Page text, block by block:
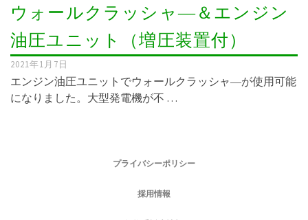
ウォールクラッシャ―＆エンジン
油圧ユニット（増圧装置付）
2021年1月7日
エンジン油圧ユニットでウォールクラッシャ―が使用可能
になりました。大型発電機が不 …
プライバシーポリシー
採用情報